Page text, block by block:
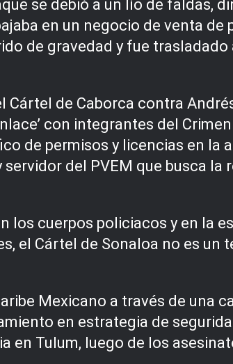
se debió a un lío de faldas,
en un negocio de venta
de gravedad y fue
de Caborca contra
con integrantes del
de permisos y licencias en la
del PVEM que busca
los cuerpos policiacos y en la
el Cártel de Sonaloa no es un
Mexicano a través de una
en estrategia de
en Tulum, luego de los